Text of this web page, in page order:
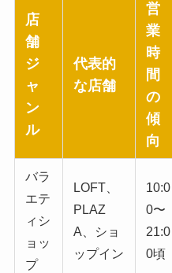
店
舗
ジ
ャ
ン
ル
代表的
な店舗
営
業
時
間
の
傾
向
バラ
エテ
ィシ
ョッ
プ
LOFT、
PLAZ
A、ショ
ップイン
10:0
0〜
21:0
0頃